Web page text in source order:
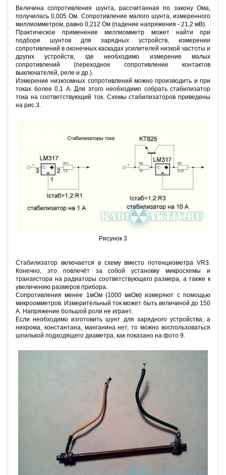
Величина сопротивления шунта, рассчитанная по закону Ома,
получилась 0,005 Ом. Сопротивление малого шунта, измеренного
миллиомметром, равно 0,212 Ом (падение напряжения - 21,2 мВ).
Практическое применение миллиомметр может найти при
подборе шунтов для зарядных устройств, измерении
сопротивлений в оконечных каскадах усилителей низкой частоты и
других устройств, где необходимо измерение малых
сопротивлений (переходное сопротивление контактов
выключателей, реле и др.).
Измерение низкоомных сопротивлений можно производить и при
токах более 0,1 А. Для этого необходимо собрать стабилизатор
тока на соответствующий ток. Схемы стабилизаторов приведены
на рис.3.
Рисунок 3
Стабилизатор включается в схему вместо потенциометра VR3.
Конечно, это повлечёт за собой установку микросхемы и
транзистора на радиаторы соответствующего размера, а также к
увеличению размеров прибора.
Сопротивления менее 1мОм (1000 мкОм) измеряют с помощью
микроомметров. Измерительный ток может быть величиной до 150
А. Напряжение большой роли не играет.
Если необходимо изготовить шунт для зарядного устройства, а
нихрома, константана, манганина нет, то можно воспользоваться
шпилькой подходящего диаметра, как показано на фото 9.